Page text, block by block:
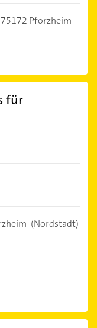
75172 Pforzheim
für
(Nordstadt)